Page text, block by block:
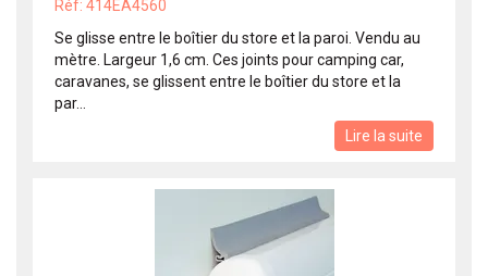
Réf: 414EA4560
Se glisse entre le boîtier du store et la paroi. Vendu au
mètre. Largeur 1,6 cm. Ces joints pour camping car,
caravanes, se glissent entre le boîtier du store et la
par...
Lire la suite